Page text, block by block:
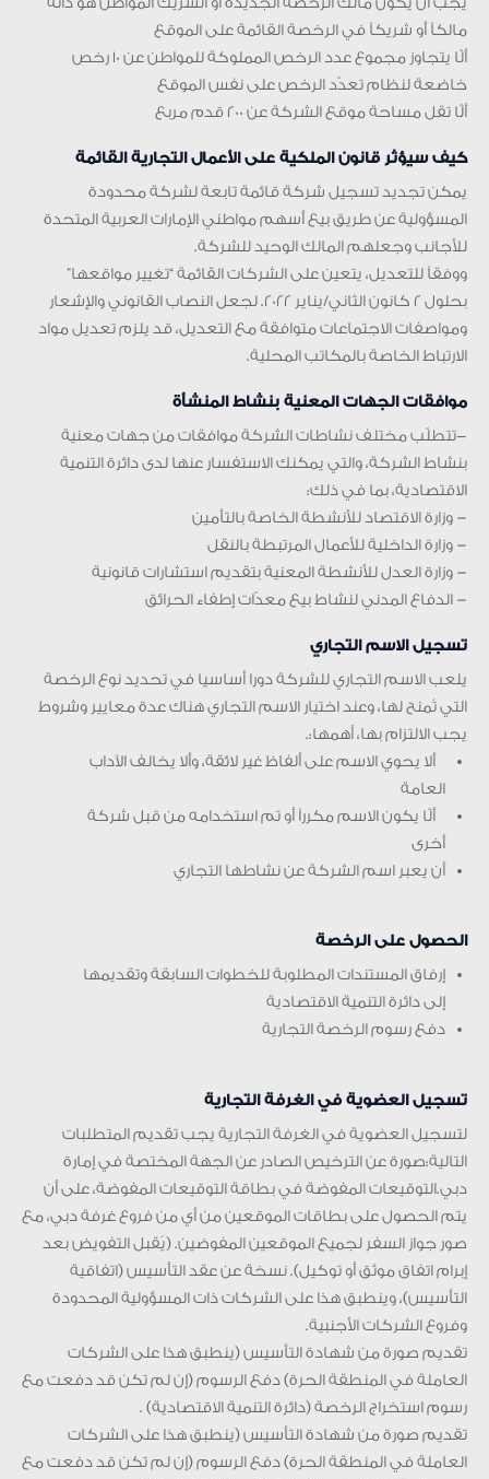
مالكاً أو شريكاً في الرخصة القائمة على الموقع
ألّا يتجاوز مجموع عدد الرخص المملوكة للمواطن عن 10 رخص
خاضعة لنظام تعدّد الرخص على نفس الموقع
ألّا تقل مساحة موقع الشركة عن 200 قدم مربع
كيف سيؤثر قانون الملكية على الأعمال التجارية القائمة
يمكن تجديد تسجيل شركة قائمة تابعة لشركة محدودة
المسؤولية عن طريق بيع أسهم مواطني الإمارات العربية المتحدة
للأجانب وجعلهم المالك الوحيد للشركة.
ووفقاً للتعديل، يتعين على الشركات القائمة “تغيير مواقعها”
بحلول 2 كانون الثاني/يناير 2022. لجعل النصاب القانوني والإشعار
ومواصفات الاجتماعات متوافقة مع التعديل، قد يلزم تعديل مواد
الارتباط الخاصة بالمكاتب المحلية.
موافقات الجهات المعنية بنشاط المنشأة
-تتطلّب مختلف نشاطات الشركة موافقات من جهات معنية
بنشاط الشركة، والتي يمكنك الاستفسار عنها لدى دائرة التنمية
الاقتصادية، بما في ذلك:
– وزارة الاقتصاد للأنشطة الخاصة بالتأمين
– وزارة الداخلية للأعمال المرتبطة بالنقل
– وزارة العدل للأنشطة المعنية بتقديم استشارات قانونية
– الدفاع المدني لنشاط بيع معدّات إطفاء الحرائق
تسجيل الاسم التجاري
يلعب الاسم التجاري للشركة دورا أساسيا في تحديد نوع الرخصة
التي تُمنح لها، وعند اختيار الاسم التجاري هناك عدة معايير وشروط
يجب الالتزام بها، أهمها:.
ألا يحوي الاسم على ألفاظ غير لائقة، وألا يخالف الآداب
العامة
ألّا يكون الاسم مكرراً أو تم استخدامه من قبل شركة
أخرى
أن يعبر اسم الشركة عن نشاطها التجاري
الحصول على الرخصة
إرفاق المستندات المطلوبة للخطوات السابقة وتقديمها
إلى دائرة التنمية الاقتصادية
دفع رسوم الرخصة التجارية
تسجيل العضوية في الغرفة التجارية
لتسجيل العضوية في الغرفة التجارية يجب تقديم المتطلبات
التالية:صورة عن الترخيص الصادر عن الجهة المختصة في إمارة
دبي.التوقيعات المفوضة في بطاقة التوقيعات المفوضة، على أن
يتم الحصول على بطاقات الموقعين من أي من فروع غرفة دبي، مع
صور جواز السفر لجميع الموقعين المفوضين. (يُقبل التفويض بعد
إبرام اتفاق موثق أو توكيل). نسخة عن عقد التأسيس (اتفاقية
التأسيس)، وينطبق هذا على الشركات ذات المسؤولية المحدودة
وفروع الشركات الأجنبية.
تقديم صورة من شهادة التأسيس (ينطبق هذا على الشركات
العاملة في المنطقة الحرة) دفع الرسوم (إن لم تكن قد دفعت مع
رسوم استخراج الرخصة (دائرة التنمية الاقتصادية) .
تقديم صورة من شهادة التأسيس (ينطبق هذا على الشركات
العاملة في المنطقة الحرة) دفع الرسوم (إن لم تكن قد دفعت مع